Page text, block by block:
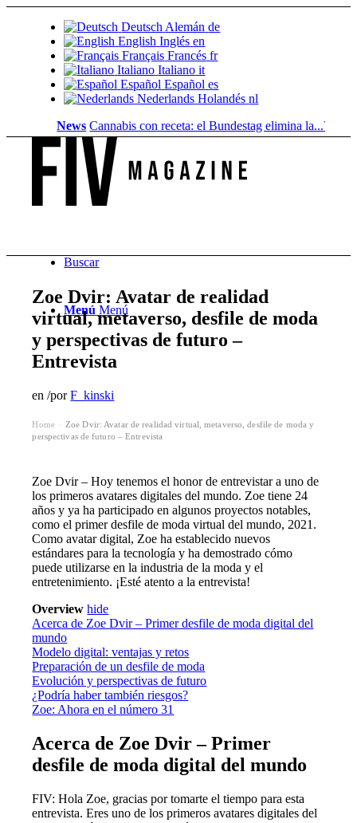
Deutsch Alemán de
English Inglés en
Français Francés fr
Italiano Italiano it
Español Español es
Nederlands Holandés nl
News Cannabis con receta: el Bundestag elimina la...Valor del
Buscar
Menú Menú
Zoe Dvir: Avatar de realidad
virtual, metaverso, desfile de moda
y perspectivas de futuro –
Entrevista
en/porF_kinski
Home
Zoe Dvir: Avatar de realidad virtual, metaverso, desfile de moda y
perspectivas de futuro – Entrevista
Zoe Dvir – Hoy tenemos el honor de entrevistar a uno de
los primeros avatares digitales del mundo. Zoe tiene 24
años y ya ha participado en algunos proyectos notables,
como el primer desfile de moda virtual del mundo, 2021.
Como avatar digital, Zoe ha establecido nuevos
estándares para la tecnología y ha demostrado cómo
puede utilizarse en la industria de la moda y el
entretenimiento. ¡Esté atento a la entrevista!
Overview hide
Acerca de Zoe Dvir – Primer desfile de moda digital del
mundo
Modelo digital: ventajas y retos
Preparación de un desfile de moda
Evolución y perspectivas de futuro
¿Podría haber también riesgos?
Zoe: Ahora en el número 31
Acerca de Zoe Dvir – Primer
desfile de moda digital del mundo
FIV: Hola Zoe, gracias por tomarte el tiempo para esta
entrevista. Eres uno de los primeros avatares digitales del